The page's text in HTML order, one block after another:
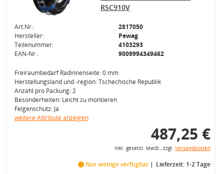
RSC910V
Art.Nr.:
2817050
Hersteller:
Pewag
Teilenummer:
4103293
EAN-Nr.:
9009994349462
Freiraumbedarf Radinnenseite: 0 mm
Herstellungsland und -region: Tschechische Republik
Anzahl pro Packung: 2
Besonderheiten: Leicht zu montieren
Felgenschutz: Ja
weitere Attribute anzeigen
487,25 €
inkl. gesetzl. MwSt., zzgl. Versandkosten
Nur wenige verfügbar Lieferzeit: 1-2 Tage